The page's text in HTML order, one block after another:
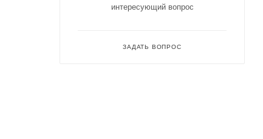
интересующий вопрос
ЗАДАТЬ ВОПРОС